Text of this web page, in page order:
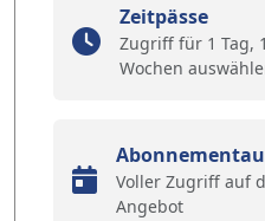
Zeitpässe
Zugriff für 1 Tag,
Wochen
Voller Zugriff auf
Angebot